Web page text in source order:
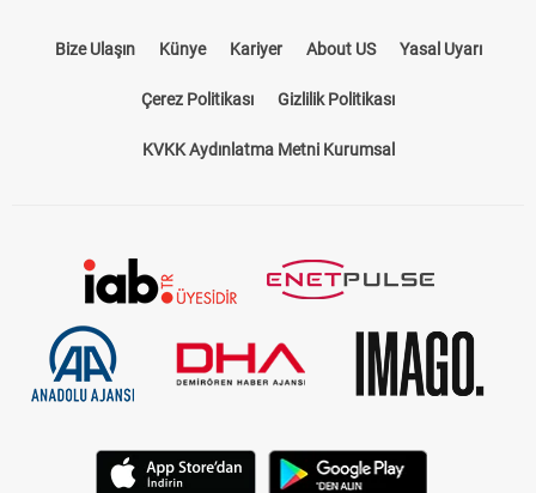
Bize Ulaşın Künye Kariyer About US Yasal Uyarı
Çerez Politikası Gizlilik Politikası
KVKK Aydınlatma Metni Kurumsal